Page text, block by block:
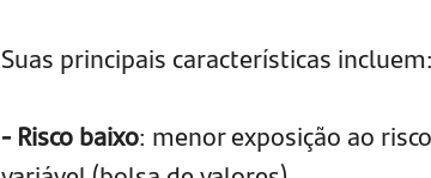
Suas principais características incluem:
- Risco baixo: menor exposição ao